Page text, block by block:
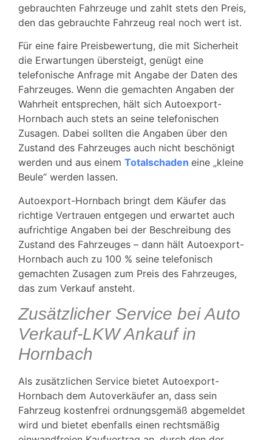
gebrauchten Fahrzeuge und zahlt stets den Preis,
den das gebrauchte Fahrzeug real noch wert ist.
Für eine faire Preisbewertung, die mit Sicherheit
die Erwartungen übersteigt, genügt eine
telefonische Anfrage mit Angabe der Daten des
Fahrzeuges. Wenn die gemachten Angaben der
Wahrheit entsprechen, hält sich Autoexport-
Hornbach auch stets an seine telefonischen
Zusagen. Dabei sollten die Angaben über den
Zustand des Fahrzeuges auch nicht beschönigt
werden und aus einem Totalschaden eine „kleine
Beule“ werden lassen.
Autoexport-Hornbach bringt dem Käufer das
richtige Vertrauen entgegen und erwartet auch
aufrichtige Angaben bei der Beschreibung des
Zustand des Fahrzeuges – dann hält Autoexport-
Hornbach auch zu 100 % seine telefonisch
gemachten Zusagen zum Preis des Fahrzeuges,
das zum Verkauf ansteht.
Zusätzlicher Service bei Auto
Verkauf-LKW Ankauf in
Hornbach
Als zusätzlichen Service bietet Autoexport-
Hornbach dem Autoverkäufer an, dass sein
Fahrzeug kostenfrei ordnungsgemäß abgemeldet
wird und bietet ebenfalls einen rechtsmäßig